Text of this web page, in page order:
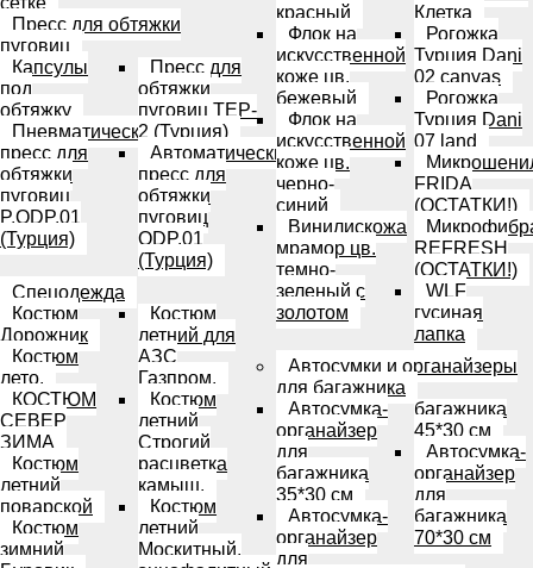
Пресс для обтяжки
пуговиц
Капсулы
под
обтяжку
Пневматический
пресс для
обтяжки
пуговиц
P.ODP.01
(Турция)
Пресс для
обтяжки
пуговиц TEP-
2 (Турция)
Автоматический
пресс для
обтяжки
пуговиц
ODP.01
(Турция)
Спецодежда
Костюм
Дорожник
Костюм
лето.
КОСТЮМ
СЕВЕР
ЗИМА
Костюм
летний
поварской
Костюм
зимний
Костюм
летний для
АЗС
Газпром.
Костюм
летний
Строгий
расцветка
камыш.
Костюм
летний
Москитный,
красный
Флок на
искусственной
коже цв.
бежевый
Флок на
искусственной
коже цв.
черно-
синий
Винилискожа
мрамор цв.
темно-
зеленый с
золотом
Клетка
Рогожка
Турция Dani
02 canvas
Рогожка
Турция Dani
07 land
FRIDA
(ОСТАТКИ!)
REFRESH
(ОСТАТКИ!)
WLF
гусиная
лапка
Автосумки и органайзеры
для багажника
Автосумка-
органайзер
для
багажника
35*30 см
Автосумка-
органайзер
для
багажника
45*30 см
Автосумка-
органайзер
для
багажника
70*30 см